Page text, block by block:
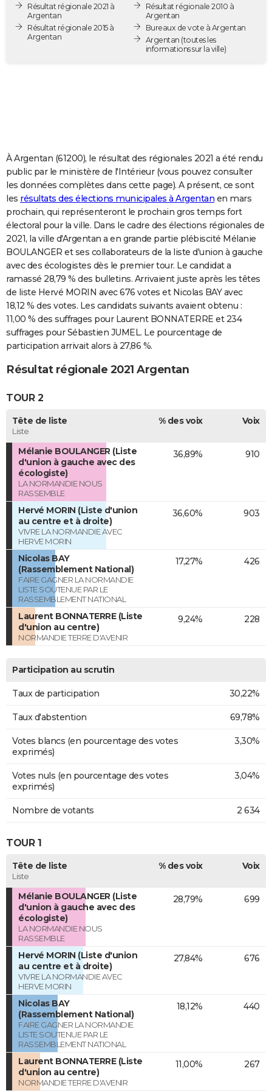
Destinations
City break
Voyage nature
Voyage de noces
Forum
PHOTO
GUIDES D'ACHAT
COPAINS D'AVANT
S'inscrire
Se connecter
Lycées
Collèges
Primaires
Universités
Entreprises
Service militaire
Avis de recherche
AVIS DE DÉCÈS
FORUM
Bricolage
Lifestyle
Culture
Sport
Auto
Television
Voyage
Cinema
Résultat régionale 2021 à
Argentan
Résultat régionale 2015 à
Argentan
Résultat régionale 2010 à
Argentan
Bureaux de vote à Argentan
Argentan (toutes les
informations sur la ville)
À Argentan (61200), le résultat des régionales 2021 a été rendu
public par le ministère de l'Intérieur (vous pouvez consulter
les données complètes dans cette page). A présent, ce sont
les résultats des élections municipales à Argentan en mars
prochain, qui représenteront le prochain gros temps fort
électoral pour la ville. Dans le cadre des élections régionales de
2021, la ville d'Argentan a en grande partie plébiscité Mélanie
BOULANGER et ses collaborateurs de la liste d'union à gauche
avec des écologistes dès le premier tour. Le candidat a
ramassé 28,79 % des bulletins. Arrivaient juste après les têtes
de liste Hervé MORIN avec 676 votes et Nicolas BAY avec
18,12 % des votes. Les candidats suivants avaient obtenu :
11,00 % des suffrages pour Laurent BONNATERRE et 234
suffrages pour Sébastien JUMEL. Le pourcentage de
participation arrivait alors à 27,86 %.
Résultat régionale 2021 Argentan
TOUR 2
Tête de liste
Liste
% des voix Voix
Mélanie BOULANGER (Liste
d'union à gauche avec des
écologiste)
LA NORMANDIE NOUS
RASSEMBLE
36,89% 910
Hervé MORIN (Liste d'union
au centre et à droite)
VIVRE LA NORMANDIE AVEC
HERVE MORIN
36,60% 903
Nicolas BAY
(Rassemblement National)
FAIRE GAGNER LA NORMANDIE
LISTE SOUTENUE PAR LE
RASSEMBLEMENT NATIONAL
17,27% 426
Laurent BONNATERRE (Liste
d'union au centre)
NORMANDIE TERRE D'AVENIR
9,24% 228
Participation au scrutin
Taux de participation 30,22%
Taux d'abstention 69,78%
Votes blancs (en pourcentage des votes
exprimés)
3,30%
Votes nuls (en pourcentage des votes
exprimés)
3,04%
Nombre de votants 2 634
TOUR 1
Tête de liste
Liste
% des voix Voix
Mélanie BOULANGER (Liste
d'union à gauche avec des
écologiste)
LA NORMANDIE NOUS
RASSEMBLE
28,79% 699
Hervé MORIN (Liste d'union
au centre et à droite)
VIVRE LA NORMANDIE AVEC
HERVE MORIN
27,84% 676
Nicolas BAY
(Rassemblement National)
FAIRE GAGNER LA NORMANDIE
LISTE SOUTENUE PAR LE
RASSEMBLEMENT NATIONAL
18,12% 440
Laurent BONNATERRE (Liste
d'union au centre)
NORMANDIE TERRE D'AVENIR
11,00% 267